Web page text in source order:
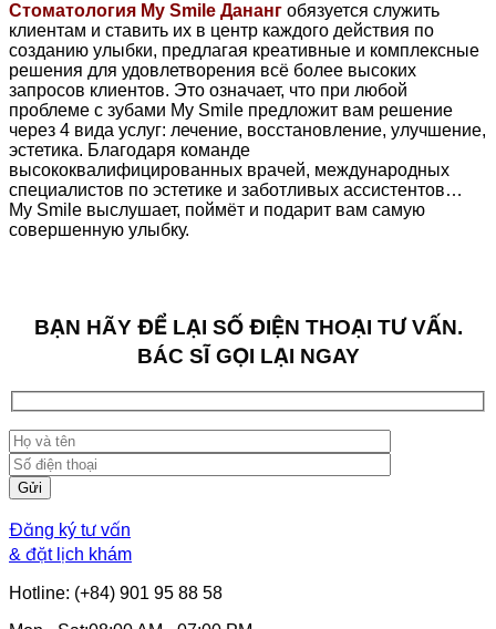
Стоматология My Smile Дананг обязуется служить
клиентам и ставить их в центр каждого действия по
созданию улыбки, предлагая креативные и комплексные
решения для удовлетворения всё более высоких
запросов клиентов. Это означает, что при любой
проблеме с зубами My Smile предложит вам решение
через 4 вида услуг: лечение, восстановление, улучшение,
эстетика. Благодаря команде
высококвалифицированных врачей, международных
специалистов по эстетике и заботливых ассистентов…
My Smile выслушает, поймёт и подарит вам самую
совершенную улыбку.
BẠN HÃY ĐỂ LẠI SỐ ĐIỆN THOẠI TƯ VẤN.
BÁC SĨ GỌI LẠI NGAY
Đăng ký tư vấn
& đặt lịch khám
Hotline: (+84) 901 95 88 58